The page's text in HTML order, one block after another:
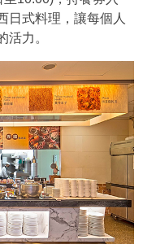
日式料理，讓每個人
活力。